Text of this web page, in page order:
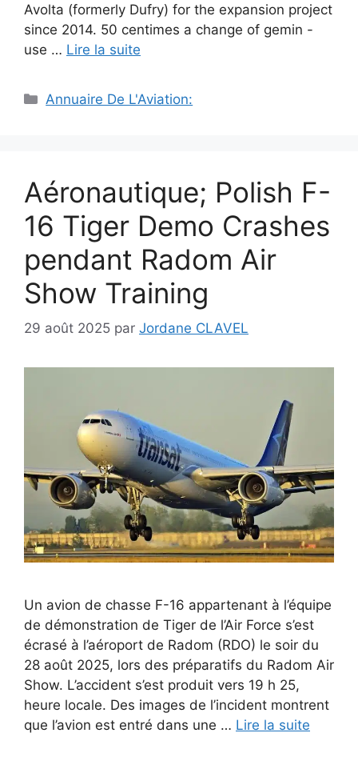
Avolta (formerly Dufry) for the expansion project
since 2014. 50 centimes a change of gemin -
use … Lire la suite
Catégories
Annuaire De L'Aviation:
Aéronautique; Polish F-
16 Tiger Demo Crashes
pendant Radom Air
Show Training
29 août 2025 par Jordane CLAVEL
Un avion de chasse F-16 appartenant à l’équipe
de démonstration de Tiger de l’Air Force s’est
écrasé à l’aéroport de Radom (RDO) le soir du
28 août 2025, lors des préparatifs du Radom Air
Show. L’accident s’est produit vers 19 h 25,
heure locale. Des images de l’incident montrent
que l’avion est entré dans une … Lire la suite